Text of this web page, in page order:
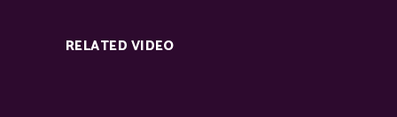
RELATED VIDEO